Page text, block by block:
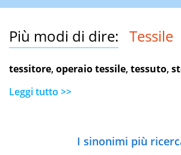
Più modi di dire: Tessile
tessitore,operaio tessile,tessuto,
Leggi tutto >>
I sinonimi più